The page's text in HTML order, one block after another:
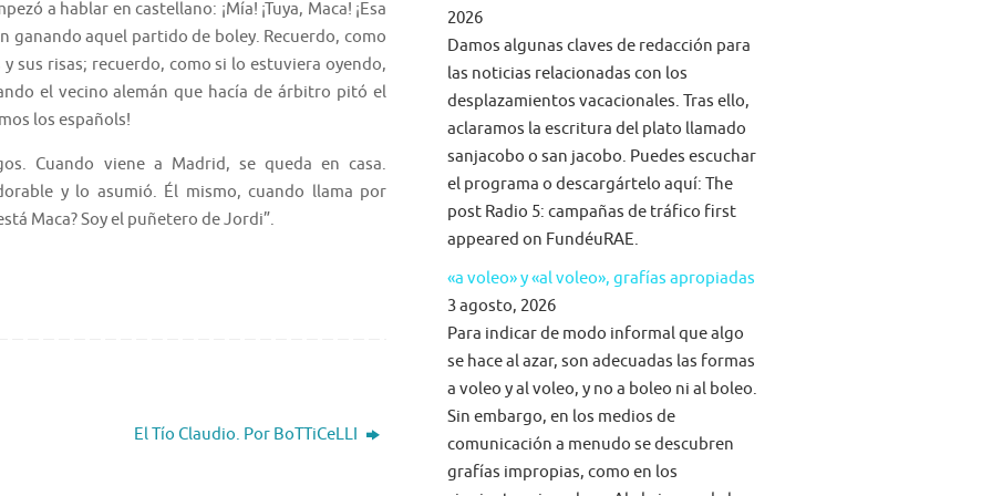
a hablar en castellano: ¡Mía! ¡Tuya, Maca! ¡Esa
ganando aquel partido de boley. Recuerdo, como
sus risas; recuerdo, como si lo estuviera oyendo,
el vecino alemán que hacía de árbitro pitó el
los españols!
Cuando viene a Madrid, se queda en casa.
y lo asumió. Él mismo, cuando llama por
Maca? Soy el puñetero de Jordi”.
El Tío Claudio. Por BoTTiCeLLI
2026
Damos algunas claves de redacción para
las noticias relacionadas con los
desplazamientos vacacionales. Tras ello,
aclaramos la escritura del plato llamado
sanjacobo o san jacobo. Puedes escuchar
el programa o descargártelo aquí: The
post Radio 5: campañas de tráfico first
appeared on FundéuRAE.
«a voleo» y «al voleo», grafías apropiadas
3 agosto, 2026
Para indicar de modo informal que algo
se hace al azar, son adecuadas las formas
a voleo y al voleo, y no a boleo ni al boleo.
Sin embargo, en los medios de
comunicación a menudo se descubren
grafías impropias, como en los